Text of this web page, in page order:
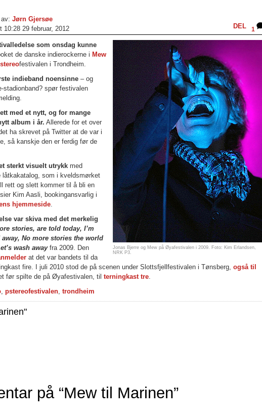
Jørn Gjersøe
10:28 29 februar, 2012
DEL 1
Jonas Bjerre og Mew på Øyafestivalen i 2009. Foto: Kim Erlandsen,
NRK P3.
som onsdag kunne
de danske indierockerne i Mew
festivalen i Trondheim.
indieband noensinne – og
stadionband? spør festivalen
med et nytt, og for mange
album i år. Allerede for et over
ha skrevet på Twitter at de var i
så kanskje den er ferdig før de
sterkt visuelt utrykk med
låtkakatalog, som i kveldsmørket
rett og slett kommer til å bli en
Kim Aasli, bookingansvarlig i
hjemmeside.
var skiva med det merkelig
stories, are told today, I’m
No more stories the world
wash awayfra 2009. Den
at det var bandets til da
fire. I juli 2010 stod de på scenen under Slottsfjellfestivalen i Tønsberg, også til
før spilte de på Øyafestivalen, til terningkast tre.
, pstereofestivalen, trondheim
på “Mew til Marinen”